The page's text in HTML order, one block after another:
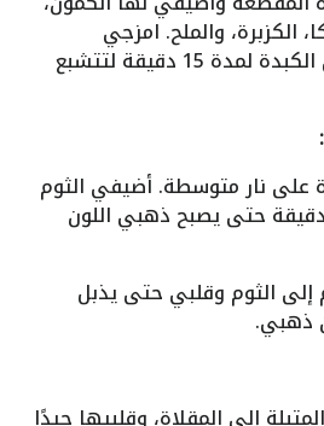
الكزبرة، والملح. امزجي
المكونات جيدًا واتركي الكبدة لمدة 15 دقيقة لتتشبع
على نار متوسطة. أضيفي الثوم
حتى يصبح ذهبي اللون
الثوم وقلبي حتى يذبل
ذهبي.
إلى المقلاة، وقلبيها جيدًا